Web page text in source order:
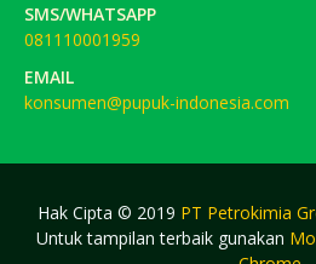
SMS/WHATSAPP
081110001959
EMAIL
konsumen@pupuk-indonesia.com
Hak Cipta © 2019 PT Petrokimia
Untuk tampilan terbaik gunakan